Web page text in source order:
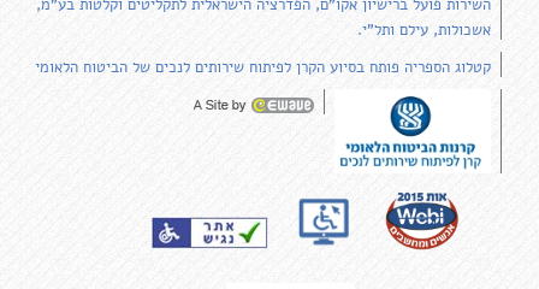
השירות פועל ברישיון אקו"ם, הפדרציה הישראלית לתקליטים וקלטות בע"מ,
אשכולות, עילם ותל"י.
קטלוג הספריה פותח בסיוע הקרן לפיתוח שירותים לנכים של הביטוח הלאומי